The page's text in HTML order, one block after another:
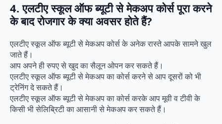
4. एलटीए स्कूल ऑफ ब्यूटी से मेकअप कोर्स पूरा करने
के बाद रोजगार के क्या अवसर होते हैं?
एलटीए स्कूल ऑफ ब्यूटी से मेकअप कोर्स के अनेक रास्ते आपके सामने खुल
जाते हैं।
आप अपने ही रुपए से खुद का सैलून ओपन कर सकते हैं।
एलटीए स्कूल ऑफ ब्यूटी से मेकअप का कोर्स करने से आप दूसरों को भी
ट्रेनिंग दे सकते हैं।
एलटीए स्कूल ऑफ ब्यूटी से मेकअप का कोर्स करके आप मूवी व टीवी के
किसी भी सेलिब्रिटी का आसानी से मेकअप कर सकते हैं।